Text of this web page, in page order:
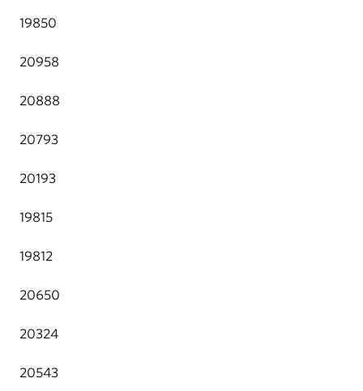
19850
20958
20888
20793
20193
19815
19812
20650
20324
20543